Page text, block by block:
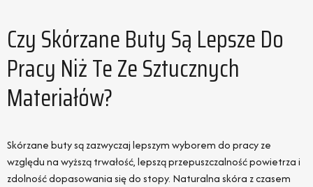
Czy Skórzane Buty Są Lepsze Do
Pracy Niż Te Ze Sztucznych
Materiałów?
Skórzane buty są zazwyczaj lepszym wyborem do pracy ze
względu na wyższą trwałość, lepszą przepuszczalność powietrza i
zdolność dopasowania się do stopy. Naturalna skóra z czasem